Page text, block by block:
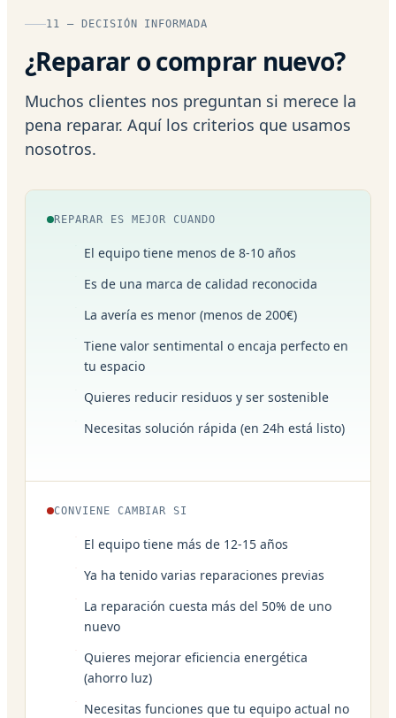
11 — DECISIÓN INFORMADA
¿Reparar o comprar nuevo?
Muchos clientes nos preguntan si merece la
pena reparar. Aquí los criterios que usamos
nosotros.
REPARAR ES MEJOR CUANDO
El equipo tiene menos de 8-10 años
Es de una marca de calidad reconocida
La avería es menor (menos de 200€)
Tiene valor sentimental o encaja perfecto en
tu espacio
Quieres reducir residuos y ser sostenible
Necesitas solución rápida (en 24h está listo)
CONVIENE CAMBIAR SI
El equipo tiene más de 12-15 años
Ya ha tenido varias reparaciones previas
La reparación cuesta más del 50% de uno
nuevo
Quieres mejorar eficiencia energética
(ahorro luz)
Necesitas funciones que tu equipo actual no